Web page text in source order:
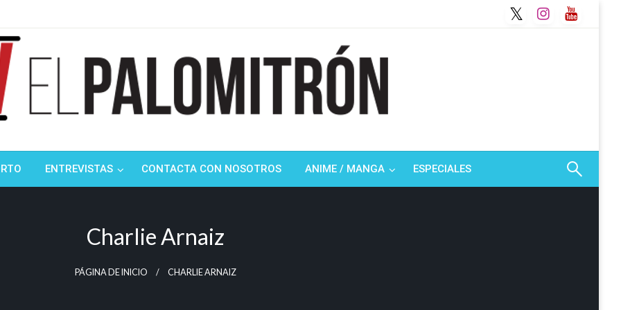
ENTREVISTAS CONTACTA CON NOSOTROS ANIME / MANGA ESPECIALES
Charlie Arnaiz
PÁGINA DE INICIO CHARLIE ARNAIZ